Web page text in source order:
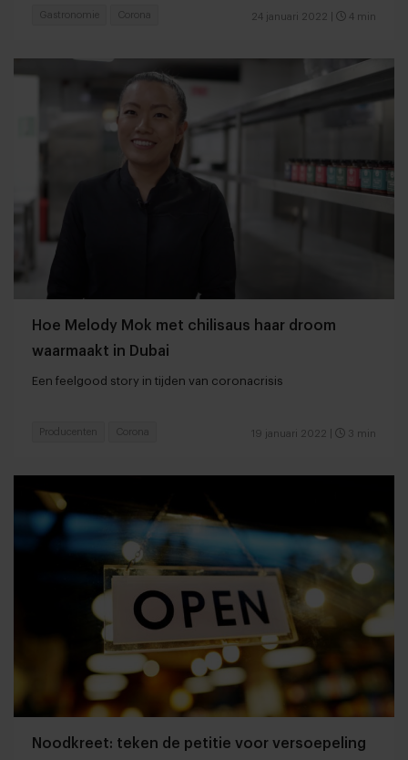
24 januari 2022 4 min
Gastronomie Corona
Hoe Melody Mok met chilisaus haar droom
waarmaakt in Dubai
Een feelgood story in tijden van coronacrisis
19 januari 2022 3 min
Producenten Corona
Noodkreet: teken de petitie voor versoepeling